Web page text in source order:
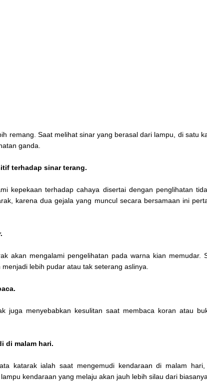
remang. Saat melihat sinar yang berasal dari lampu, di satu
ganda.
terhadap sinar terang.
kepekaan terhadap cahaya disertai dengan penglihatan
karena dua gejala yang muncul secara bersamaan ini
akan mengalami pengelihatan pada warna kian memudar.
lebih pudar atau tak seterang aslinya.
juga menyebabkan kesulitan saat membaca koran atau
di malam hari.
katarak ialah saat mengemudi kendaraan di malam hari,
kendaraan yang melaju akan jauh lebih silau dari biasanya.